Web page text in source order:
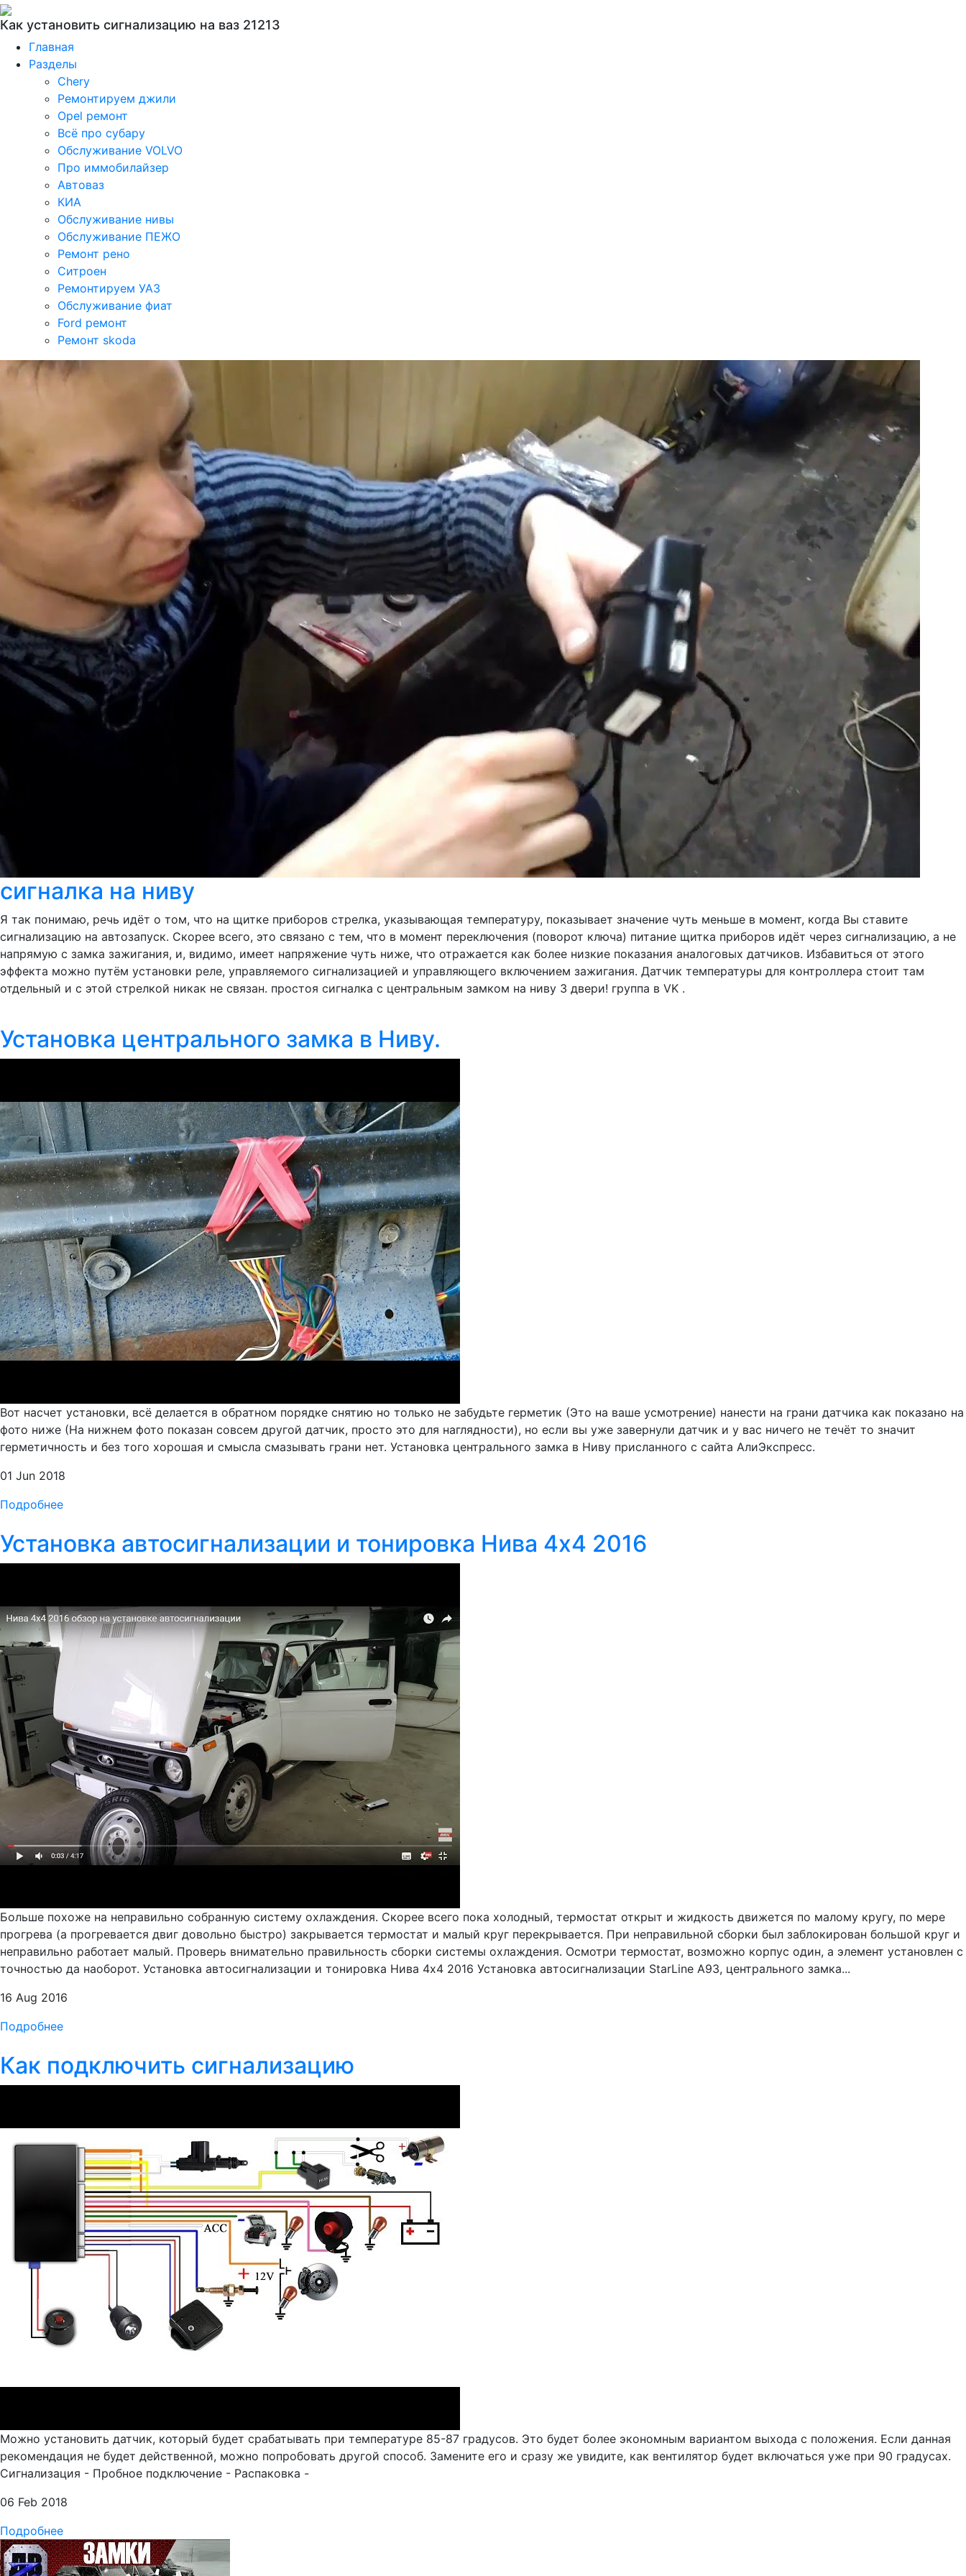
Как установить сигнализацию на ваз 21213
Главная
Разделы
Chery
Ремонтируем джили
Opel ремонт
Всё про субару
Обслуживание VOLVO
Про иммобилайзер
Автоваз
КИА
Обслуживание нивы
Обслуживание ПЕЖО
Ремонт рено
Ситроен
Ремонтируем УАЗ
Обслуживание фиат
Ford ремонт
Ремонт skoda
сигналка на ниву
Я так понимаю, речь идёт о том, что на щитке приборов стрелка, указывающая температуру, показывает значение чуть меньше в момент, когда Вы ставите
сигнализацию на автозапуск. Скорее всего, это связано с тем, что в момент переключения (поворот ключа) питание щитка приборов идёт через сигнализацию, а не
напрямую с замка зажигания, и, видимо, имеет напряжение чуть ниже, что отражается как более низкие показания аналоговых датчиков. Избавиться от этого
эффекта можно путём установки реле, управляемого сигнализацией и управляющего включением зажигания. Датчик температуры для контроллера стоит там
отдельный и с этой стрелкой никак не связан. простоя сигналка с центральным замком на ниву 3 двери! группа в VK .
Установка центрального замка в Ниву.
Вот насчет установки, всё делается в обратном порядке снятию но только не забудьте герметик (Это на ваше усмотрение) нанести на грани датчика как показано на
фото ниже (На нижнем фото показан совсем другой датчик, просто это для наглядности), но если вы уже завернули датчик и у вас ничего не течёт то значит
герметичность и без того хорошая и смысла смазывать грани нет. Установка центрального замка в Ниву присланного с сайта АлиЭкспресс.
01 Jun 2018
Подробнее
Установка автосигнализации и тонировка Нива 4х4 2016
Больше похоже на неправильно собранную систему охлаждения. Скорее всего пока холодный, термостат открыт и жидкость движется по малому кругу, по мере
прогрева (а прогревается двиг довольно быстро) закрывается термостат и малый круг перекрывается. При неправильной сборки был заблокирован большой круг и
неправильно работает малый. Проверь внимательно правильность сборки системы охлаждения. Осмотри термостат, возможно корпус один, а элемент установлен с
точностью да наоборот. Установка автосигнализации и тонировка Нива 4х4 2016 Установка автосигнализации StarLine A93, центрального замка...
16 Aug 2016
Подробнее
Как подключить сигнализацию
Можно установить датчик, который будет срабатывать при температуре 85-87 градусов. Это будет более экономным вариантом выхода с положения. Если данная
рекомендация не будет действенной, можно попробовать другой способ. Замените его и сразу же увидите, как вентилятор будет включаться уже при 90 градусах.
Сигнализация - Пробное подключение - Распаковка -
06 Feb 2018
Подробнее